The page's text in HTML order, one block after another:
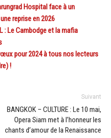
Hospital face à un
reprise en 2026
: Le Cambodge et la mafia
pour 2024 à tous nos lecteurs
!
Suivant
BANGKOK – CULTURE : Le 10 mai,
Opera Siam met à l’honneur les
chants d’amour de la Renaissance